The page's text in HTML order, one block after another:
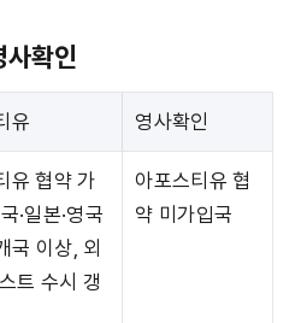
사확인
유 영사확인
유 협약 가
·일본·영국
국 이상, 외
트 수시 갱
아포스티유 협
약 미가입국